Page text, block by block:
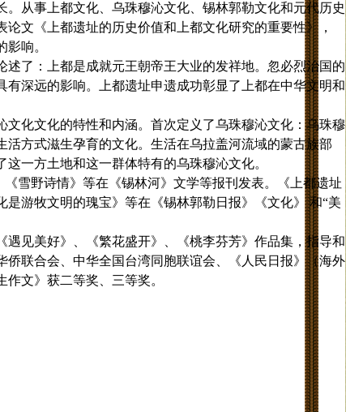
从事上都文化、乌珠穆沁文化、锡林郭勒文化和元代历史
文《上都遗址的历史价值和上都文化研究的重要性》，
响。
述了：上都是成就元王朝帝王大业的发祥地。忽必烈治国的
深远的影响。上都遗址申遗成功彰显了上都在中华文明和
文化文化的特性和内涵。首次定义了乌珠穆沁文化：乌珠穆
方式滋生孕育的文化。生活在乌拉盖河流域的蒙古族部
一方土地和这一群体特有的乌珠穆沁文化。
雪野诗情》等在《锡林河》文学等报刊发表。
《上都遗址
是游牧文明的瑰宝》 等在 《锡林郭勒日报》《文化》 和“美
遇见美好》、《繁花盛开》、《桃李芬芳》作品集，指导和
联合会、中华全国台湾同胞联谊会、《人民日报》（海外
作文》获二等奖、三等奖。